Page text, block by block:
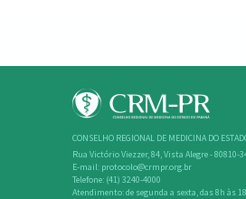
CONSELHO REGIONAL DE MEDICINA DO
Rua Victório Viezzer, 84, Vista Alegre - 80810-
E-mail: protocolo@crmpr.org.br
Telefone: (41) 3240-4000
Atendimento: de segunda a sexta, das 8h às